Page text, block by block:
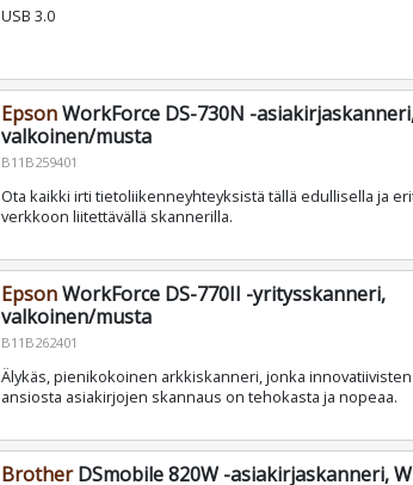
USB 3.0
EpsonWorkForce DS-730N -
valkoinen/musta
B11B259401
Ota kaikki irti tietoliikenneyhteyksistä tällä edullisella ja
verkkoon liitettävällä skannerilla.
EpsonWorkForce DS-770II -yritysskanneri,
valkoinen/musta
B11B262401
Älykäs, pienikokoinen arkkiskanneri, jonka
ansiosta asiakirjojen skannaus on tehokasta ja nopeaa.
BrotherDSmobile 820W -asiakirjaskanneri,